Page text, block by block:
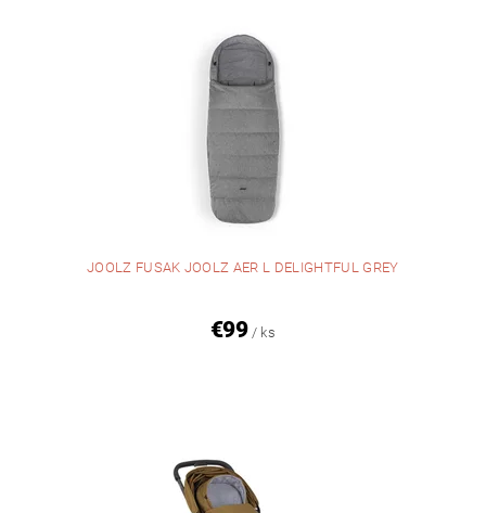
JOOLZ FUSAK JOOLZ AER L DELIGHTFUL GREY
€99 / ks